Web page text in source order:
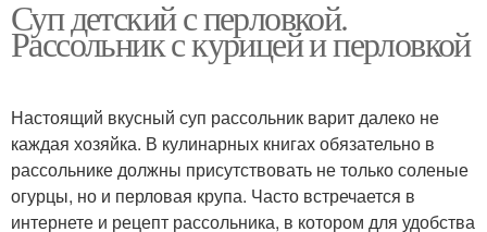
Суп детский с перловкой.
Рассольник с курицей и перловкой
Настоящий вкусный суп рассольник варит далеко не
каждая хозяйка. В кулинарных книгах обязательно в
рассольнике должны присутствовать не только соленые
огурцы, но и перловая крупа. Часто встречается в
интернете и рецепт рассольника, в котором для удобства